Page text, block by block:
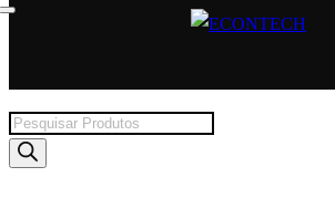
Products
search